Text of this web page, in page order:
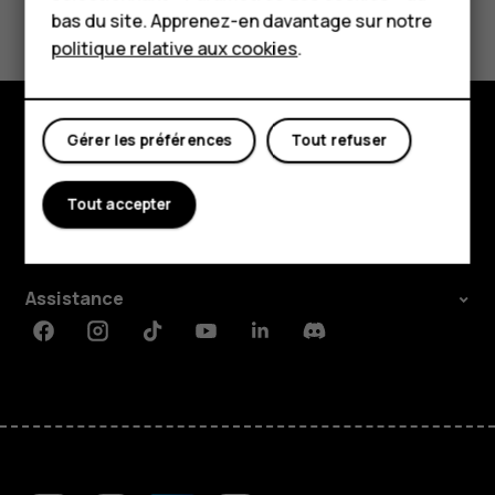
Boutique
Oui Non
Boutique
À propos
Assistance
FacebookInstagramTiktokYoutubeLinkedinDiscord
bas du site. Apprenez-en davantage sur notre
politique relative aux cookies.
Tout refuser
Gérer les préférences
Tout accepter